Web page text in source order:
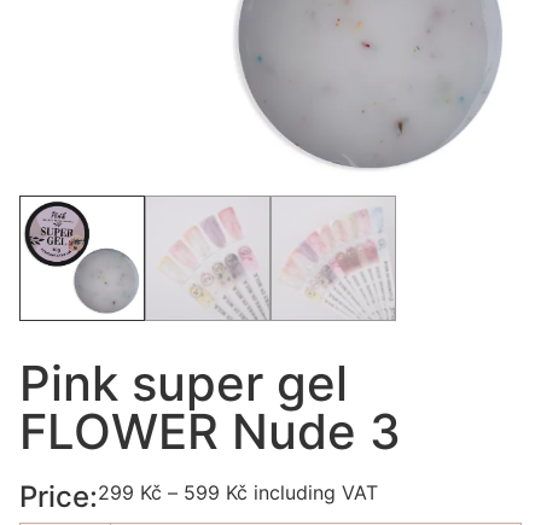
Pink super gel
FLOWER Nude 3
Price:299 Kč – 599 Kč including VAT